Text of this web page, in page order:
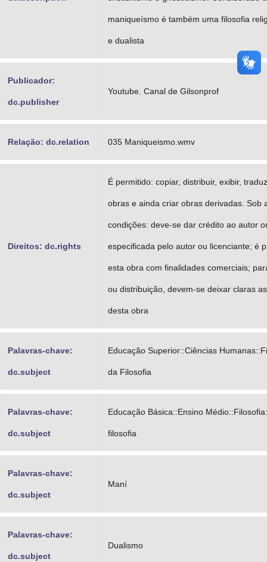
maniqueísmo é também uma filosofia
e dualista
Publicador:
dc.publisher
Youtube. Canal de Gilsonprof
Relação: dc.relation 035 Maniqueismo.wmv
Direitos: dc.rights
É permitido: copiar, distribuir, exibir,
obras e ainda criar obras derivadas. Sob
condições: deve-se dar crédito ao autor
especificada pelo autor ou licenciante; é
esta obra com finalidades comerciais;
ou distribuição, devem-se deixar claras
desta obra
Palavras-chave:
dc.subject
Educação Superior::Ciências
da Filosofia
Palavras-chave:
dc.subject
Educação Básica::Ensino
filosofia
Palavras-chave:
dc.subject
Maní
Palavras-chave:
dc.subject
Dualismo